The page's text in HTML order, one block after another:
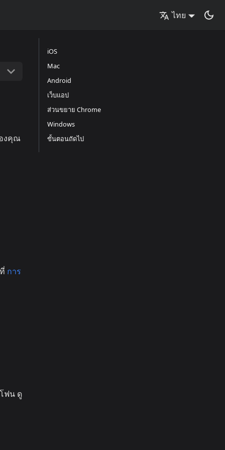
ไทย
งคุณ
การ
ฟน ดู
iOS
Mac
Android
เว็บแอป
ส่วนขยาย Chrome
Windows
ขั้นตอนถัดไป